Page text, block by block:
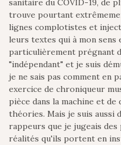
sanitaire du COVID-19, de
trouve pourtant
lignes complotistes et
leurs textes qui à mon sens
particulièrement prégnant
"indépendant" et je suis
je ne sais pas comment en
exercice de chroniqueur
pièce dans la machine et
théories. Mais je suis aussi
rappeurs que je jugeais
réalités qu'ils portent en